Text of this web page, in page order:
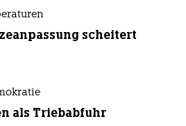
scheitert
als Triebabfuhr